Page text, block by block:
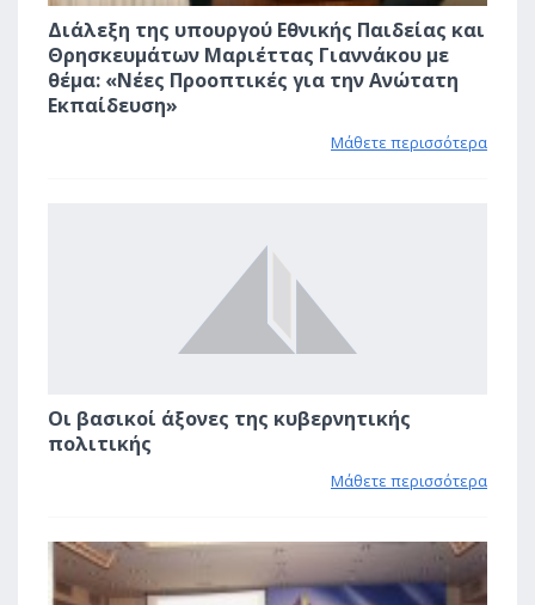
Διάλεξη της υπουργού Εθνικής Παιδείας και
Θρησκευμάτων Μαριέττας Γιαννάκου με
θέμα: «Νέες Προοπτικές για την Ανώτατη
Εκπαίδευση»
Μάθετε περισσότερα
Οι βασικοί άξονες της κυβερνητικής
πολιτικής
Μάθετε περισσότερα